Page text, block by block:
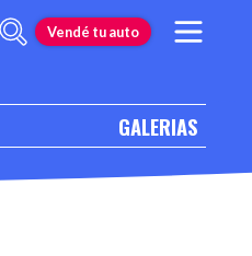
Vendé tu auto
GALERIAS